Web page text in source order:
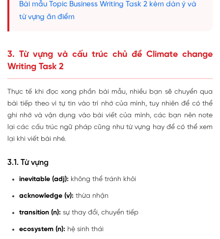
Bài mẫu Topic Business Writing Task 2 kèm dàn ý và
từ vựng ăn điểm
3. Từ vựng và cấu trúc chủ đề Climate change
Writing Task 2
Thực tế khi đọc xong phần bài mẫu, nhiều bạn sẽ chuyển qua
bài tiếp theo vì tự tin vào trí nhớ của mình, tuy nhiên để có thể
ghi nhớ và vận dụng vào bài viết của mình, các bạn nên note
lại các cấu trúc ngữ pháp cũng như từ vựng hay để có thể xem
lại khi viết bài nhé.
3.1. Từ vựng
inevitable (adj): không thể tránh khỏi
acknowledge (v): thừa nhận
transition (n): sự thay đổi, chuyển tiếp
ecosystem (n): hệ sinh thái